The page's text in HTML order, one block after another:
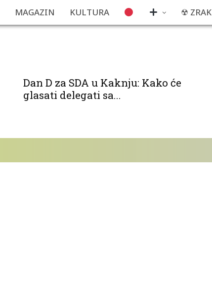
MAGAZIN KULTURA ☢ ZRAK
Dan D za SDA u Kaknju: Kako će
glasati delegati sa...